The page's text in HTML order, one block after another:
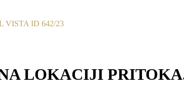
VISTA ID 642/23
LOKACIJI